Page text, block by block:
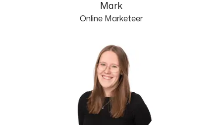
Mark
Online Marketeer